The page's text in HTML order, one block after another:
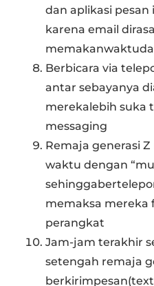
dan aplikasi
karena email
Berbicara via
antar sebayanya
merekalebih suka
messaging
Remaja generasi
waktu dengan
memaksa mereka
perangkat
Jam-jam terakhir
setengah remaja